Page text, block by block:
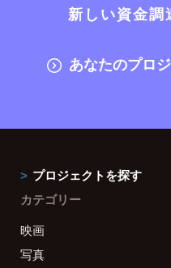
新しい資金調
あなたのプロ
プロジェクトを探す
カテゴリー
映画
写真